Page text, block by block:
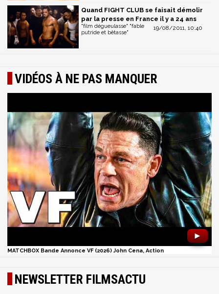
Quand FIGHT CLUB se faisait démolir
par la presse en France il y a 24 ans
19/08/2011, 10:40
"film dégueulasse" "fable
putride et bêtasse"
VIDÉOS À NE PAS MANQUER
►
MATCHBOX Bande Annonce VF (2026) John Cena, Action
NEWSLETTER FILMSACTU